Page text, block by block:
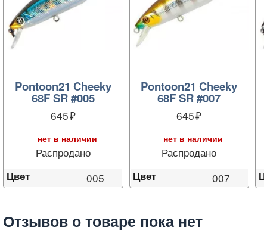
Pontoon21 Cheeky
68F SR #005
645
нет в наличии
Распродано
Цвет 005
Pontoon21 Cheeky
68F SR #007
645
нет в наличии
Распродано
Цвет 007
Отзывов о товаре пока нет